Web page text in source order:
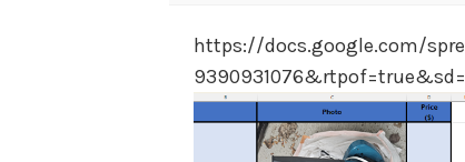
https://docs.google.com/